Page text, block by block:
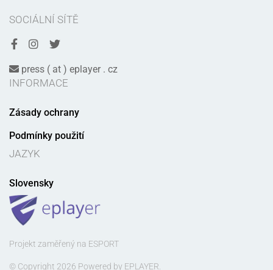
SOCIÁLNÍ SÍTĚ
press ( at ) eplayer . cz
INFORMACE
Zásady ochrany
Podmínky použití
JAZYK
Slovensky
Projekt zaměřený na ESPORT
© Copyright 2026 Powered by EPLAYER.